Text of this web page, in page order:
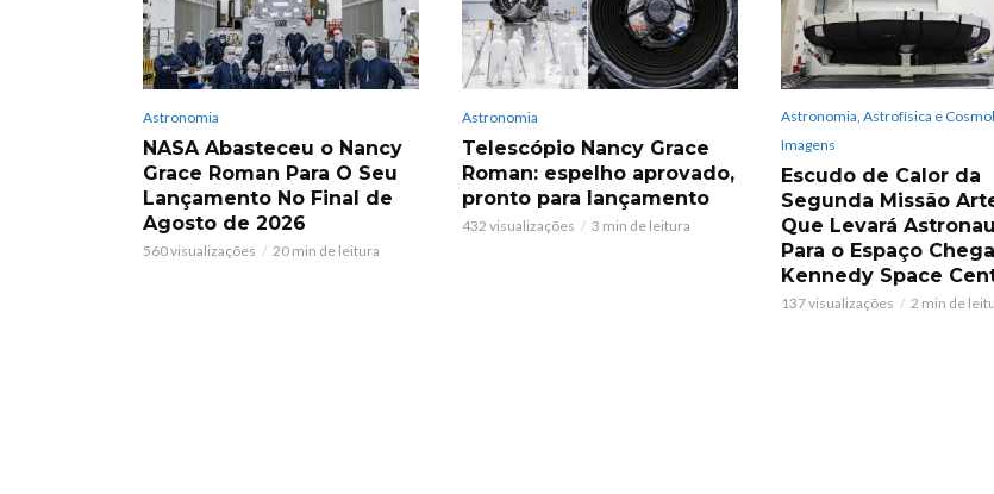
Astronomia
NASA Abasteceu o Nancy
Grace Roman Para O Seu
Lançamento No Final de
Agosto de 2026
560 visualizações 20 min de leitura
Astronomia
Telescópio Nancy Grace
Roman: espelho aprovado,
pronto para lançamento
432 visualizações 3 min de leitura
Astronomia, Astrofísica e
Imagens
Escudo de Calor da
Segunda Missão
Que Levará
Para o Espaço
Kennedy Space
137 visualizações 2 min de